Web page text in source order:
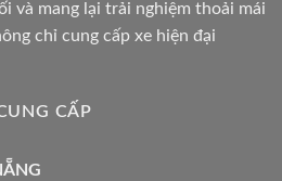
và mang lại trải nghiệm thoải mái
chỉ cung cấp xe hiện đại
CẤP